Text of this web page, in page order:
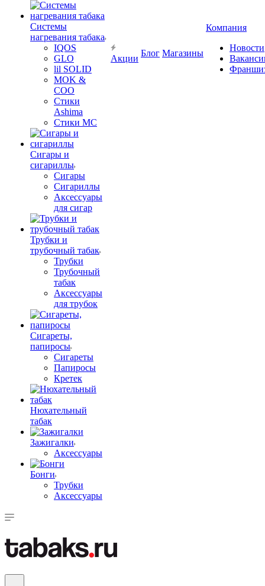
Системы
нагревания табака
IQOS
GLO
lil SOLID
MOK &
COO
Стики
Ashima
Стики MC
Сигары и
сигариллы
Сигары
Сигариллы
Аксессуары
для сигар
Трубки и
трубочный табак
Трубки
Трубочный
табак
Аксессуары
для трубок
Сигареты,
папиросы
Сигареты
Папиросы
Кретек
Нюхательный
табак
Зажигалки
Аксессуары
Бонги
Трубки
Аксессуары
Акции
Блог Магазины
Компания
Новости